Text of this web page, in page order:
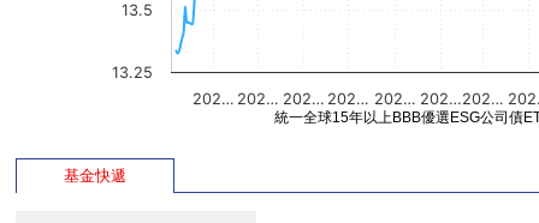
202… 202… 202… 202… 202… 202…202…
13.25
13.5
統一全球15年以上BBB優選ESG公司債
基金快遞